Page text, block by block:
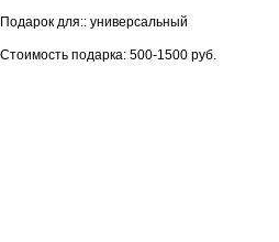
Подарок для:: универсальный
Стоимость подарка: 500-1500 руб.